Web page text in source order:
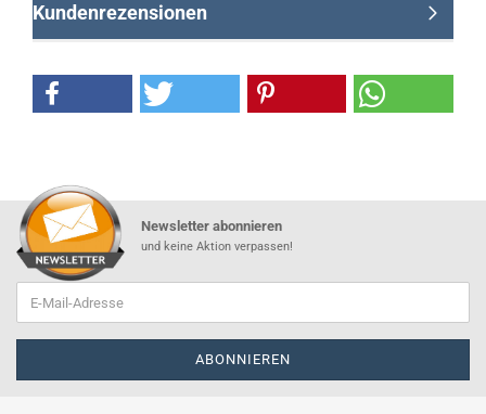
Kundenrezensionen
Newsletter abonnieren
und keine Aktion verpassen!